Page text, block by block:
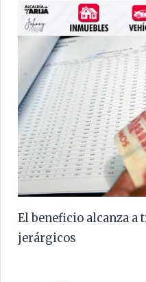
El beneficio alcanza a
jerárgicos